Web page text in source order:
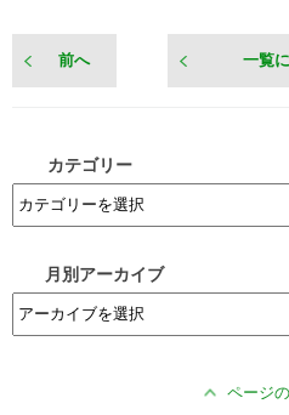
前へ 一覧
カテゴリー
月別アーカイブ
ページ